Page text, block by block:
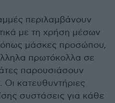
περιλαμβάνουν
με τη χρήση μέσων
όπως μάσκες προσώπου,
πρωτόκολλα σε
παρουσιάσουν
κατευθυντήριες
συστάσεις για κάθε